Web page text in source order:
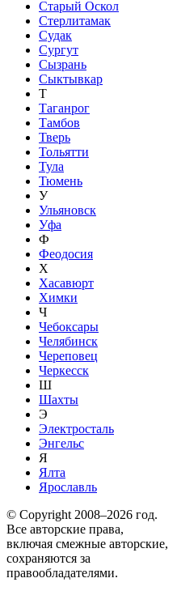
Старый Оскол
Стерлитамак
Судак
Сургут
Сызрань
Сыктывкар
Т
Таганрог
Тамбов
Тверь
Тольятти
Тула
Тюмень
У
Ульяновск
Уфа
Ф
Феодосия
Х
Хасавюрт
Химки
Ч
Чебоксары
Челябинск
Череповец
Черкесск
Ш
Шахты
Э
Электросталь
Энгельс
Я
Ялта
Ярославль
© Copyright 2008–2026 год.
Все авторские права,
включая смежные авторские,
сохраняются за
правообладателями.